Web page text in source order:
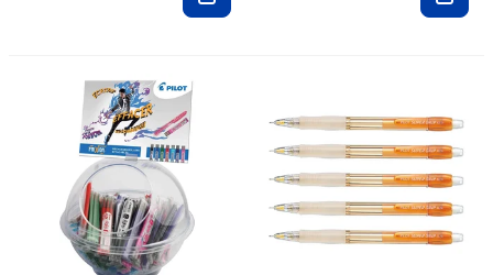
Prix 309,08€ HT